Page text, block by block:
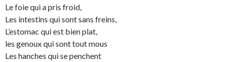
Le foie qui a pris froid,
Les intestins qui sont sans freins,
L’estomac qui est bien plat,
les genoux qui sont tout mous
Les hanches qui se penchent